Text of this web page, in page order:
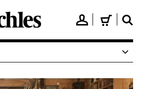
👤 🛒 🔍